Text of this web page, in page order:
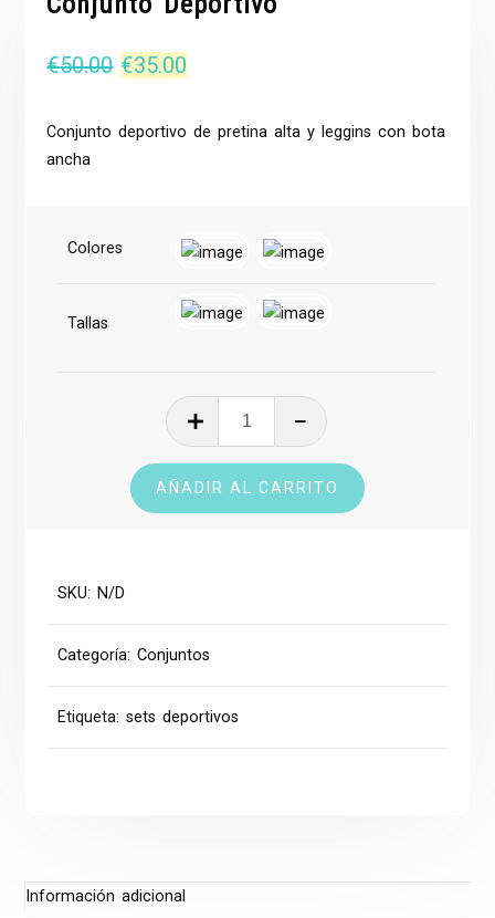
€50.00 El
original
€35.00
actual
Conjunto deportivo de pretina alta y leggins con bota
ancha
Colores
Tallas
Conjunto
Deportivo
cantidad
AÑADIR AL CARRITO
SKU:N/D
Categoría:Conjuntos
Etiqueta:sets deportivos
Información adicional